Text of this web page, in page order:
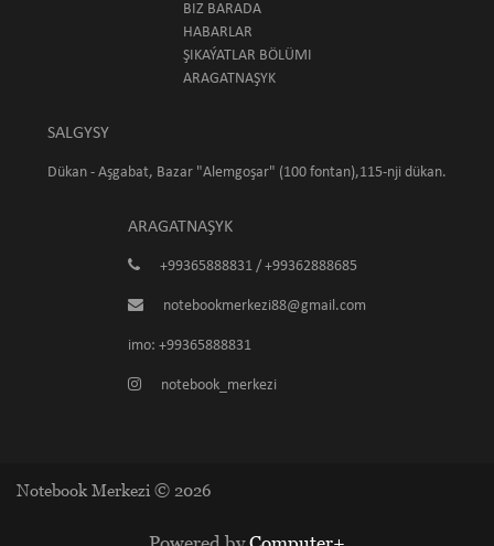
BIZ BARADA
HABARLAR
ŞIKAÝATLAR BÖLÜMI
ARAGATNAŞYK
SALGYSY
Dükan - Aşgabat, Bazar "Alemgoşar" (100 fontan),115-nji dükan.
ARAGATNAŞYK
+99365888831 / +99362888685
notebookmerkezi88@gmail.com
imo: +99365888831
notebook_merkezi
Notebook Merkezi © 2026